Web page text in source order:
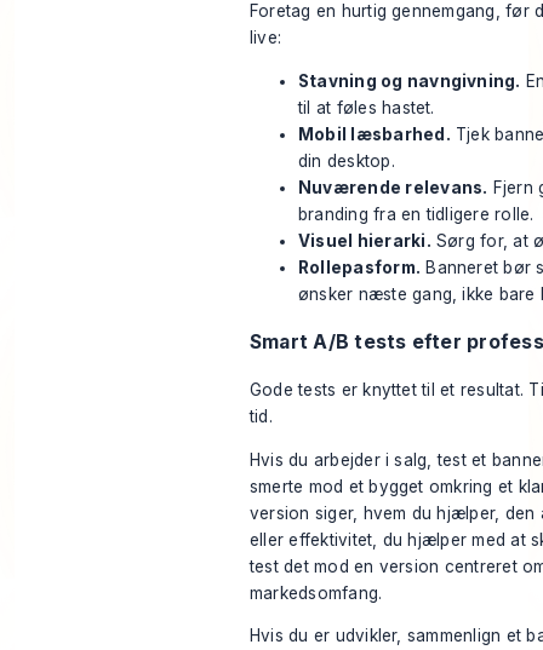
Foretag en hurtig gennemgang,
live:
Stavning og navngivning.
til at føles hastet.
Mobil læsbarhed. Tjek
din desktop.
Nuværende relevans. Fjern
branding fra en tidligere rolle.
Visuel hierarki. Sørg for, at
Rollepasform. Banneret bør
ønsker næste gang, ikke bare
Smart A/B tests efter
Gode tests er knyttet til et resultat.
tid.
Hvis du arbejder i salg, test et
smerte mod et bygget omkring et
version siger, hvem du hjælper,
eller effektivitet, du hjælper med at
test det mod en version centreret
markedsomfang.
Hvis du er udvikler, sammenlign et